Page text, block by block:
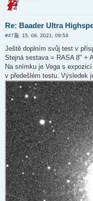
Re: Baader Ultra
#47
P
í
p
ě
e
k
15. 08. 2021, 09:54
Ještě doplním svůj test v
Stejná sestava = RASA 8" +
Na snímku je Vega s
v předešlém testu. Výsledek